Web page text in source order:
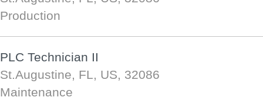
Production
PLC Technician II
St.Augustine, FL, US, 32086
Maintenance